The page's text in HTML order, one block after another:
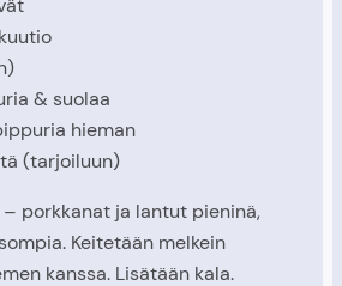
& suolaa
hieman
(tarjoiluun)
porkkanat ja lantut pieninä,
Keitetään melkein
kanssa. Lisätään kala.